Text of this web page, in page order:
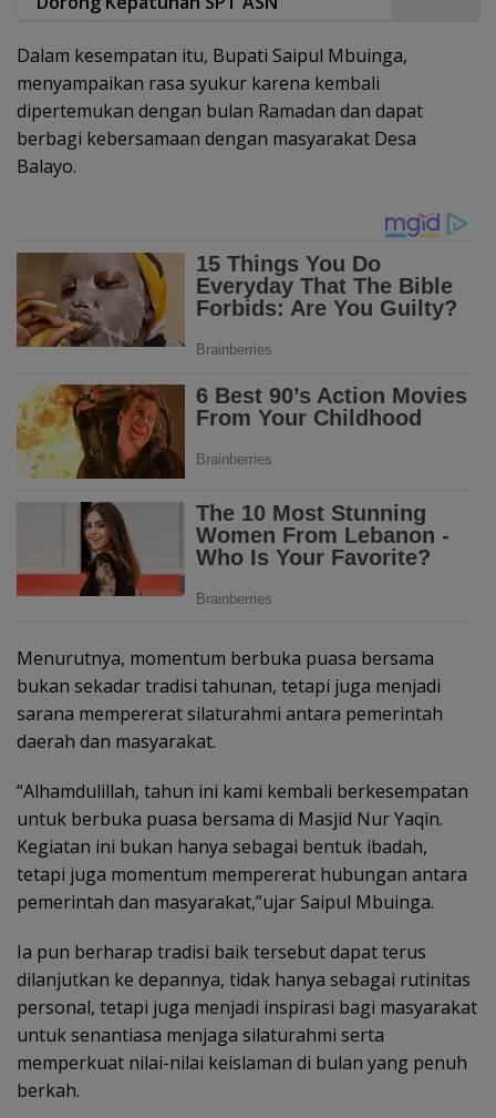
Dalam kesempatan itu, Bupati Saipul Mbuinga,
menyampaikan rasa syukur karena kembali
dipertemukan dengan bulan Ramadan dan dapat
berbagi kebersamaan dengan masyarakat Desa
Balayo.
Menurutnya, momentum berbuka puasa bersama
bukan sekadar tradisi tahunan, tetapi juga menjadi
sarana mempererat silaturahmi antara pemerintah
daerah dan masyarakat.
“Alhamdulillah, tahun ini kami kembali berkesempatan
untuk berbuka puasa bersama di Masjid Nur Yaqin.
Kegiatan ini bukan hanya sebagai bentuk ibadah,
tetapi juga momentum mempererat hubungan antara
pemerintah dan masyarakat,”ujar Saipul Mbuinga.
Ia pun berharap tradisi baik tersebut dapat terus
dilanjutkan ke depannya, tidak hanya sebagai rutinitas
personal, tetapi juga menjadi inspirasi bagi masyarakat
untuk senantiasa menjaga silaturahmi serta
memperkuat nilai-nilai keislaman di bulan yang penuh
berkah.